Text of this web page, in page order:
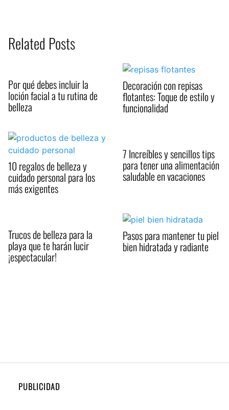
Related Posts
Por qué debes incluir la
loción facial a tu rutina de
belleza
Decoración con repisas
flotantes: Toque de estilo y
funcionalidad
10 regalos de belleza y
cuidado personal para los
más exigentes
7 Increíbles y sencillos tips
para tener una alimentación
saludable en vacaciones
Trucos de belleza para la
playa que te harán lucir
¡espectacular!
Pasos para mantener tu piel
bien hidratada y radiante
PUBLICIDAD